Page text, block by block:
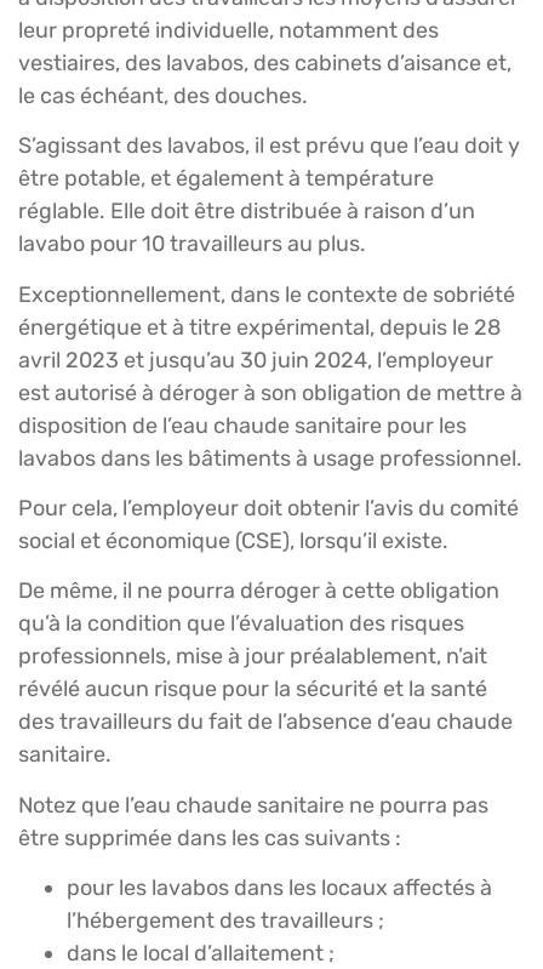
leur propreté individuelle, notamment des
vestiaires, des lavabos, des cabinets d’aisance et,
le cas échéant, des douches.
S’agissant des lavabos, il est prévu que l’eau doit y
être potable, et également à température
réglable. Elle doit être distribuée à raison d’un
lavabo pour 10 travailleurs au plus.
Exceptionnellement, dans le contexte de sobriété
énergétique et à titre expérimental, depuis le 28
avril 2023 et jusqu’au 30 juin 2024, l’employeur
est autorisé à déroger à son obligation de mettre à
disposition de l’eau chaude sanitaire pour les
lavabos dans les bâtiments à usage professionnel.
Pour cela, l’employeur doit obtenir l’avis du comité
social et économique (CSE), lorsqu’il existe.
De même, il ne pourra déroger à cette obligation
qu’à la condition que l’évaluation des risques
professionnels, mise à jour préalablement, n’ait
révélé aucun risque pour la sécurité et la santé
des travailleurs du fait de l’absence d’eau chaude
sanitaire.
Notez que l’eau chaude sanitaire ne pourra pas
être supprimée dans les cas suivants :
pour les lavabos dans les locaux affectés à
l’hébergement des travailleurs ;
dans le local d’allaitement ;